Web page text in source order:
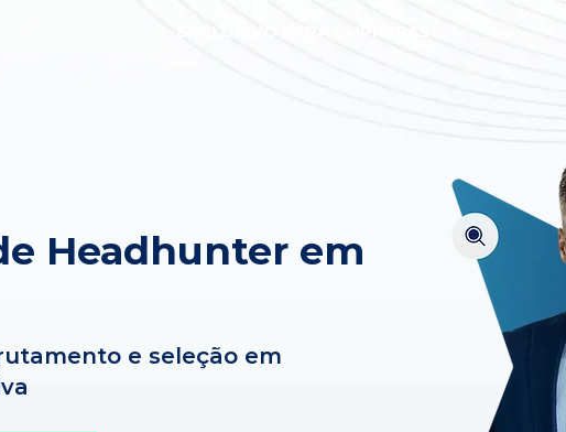
Headhunter em
e seleção em